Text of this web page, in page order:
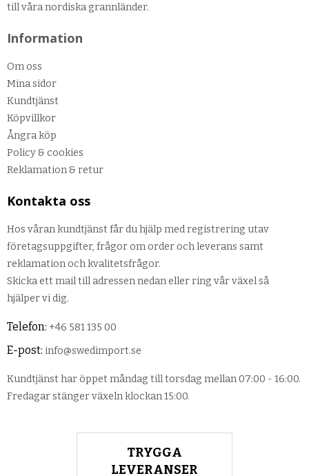
till våra nordiska grannländer.
Information
Om oss
Mina sidor
Kundtjänst
Köpvillkor
Ångra köp
Policy & cookies
Reklamation & retur
Kontakta oss
Hos våran kundtjänst får du hjälp med registrering utav
företagsuppgifter, frågor om order och leverans samt
reklamation och kvalitetsfrågor.
Skicka ett mail till adressen nedan eller ring vår växel så
hjälper vi dig.
Telefon: +46 581 135 00
E-post: info@swedimport.se
Kundtjänst har öppet måndag till torsdag mellan 07:00 - 16:00.
Fredagar stänger växeln klockan 15:00.
TRYGGA
LEVERANSER